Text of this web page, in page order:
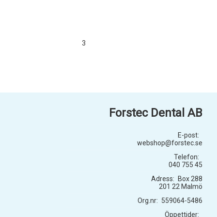
3
Forstec Dental AB
E-post:
webshop@forstec.se
Telefon:
040 755 45
Adress:
Box 288
201 22 Malmö
Org.nr: 559064-5486
Öppettider: